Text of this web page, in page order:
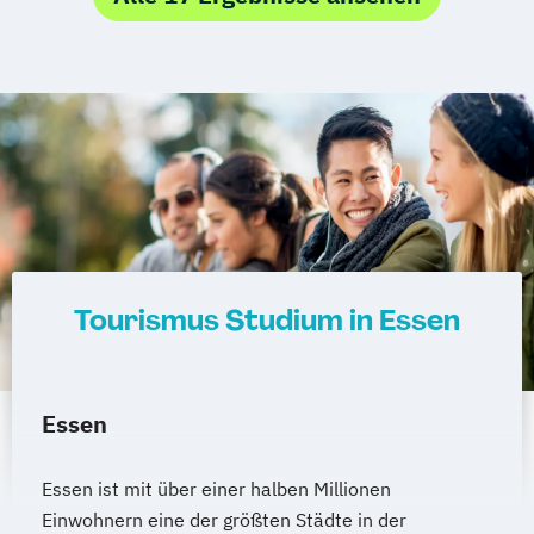
Tourismus Studium in Essen
Essen
Essen ist mit über einer halben Millionen
Einwohnern eine der größten Städte in der